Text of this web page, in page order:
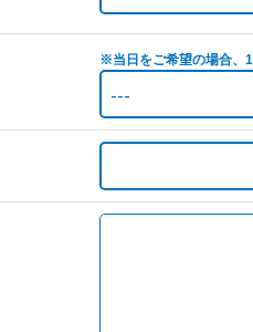
※当日をご希望の場合、1